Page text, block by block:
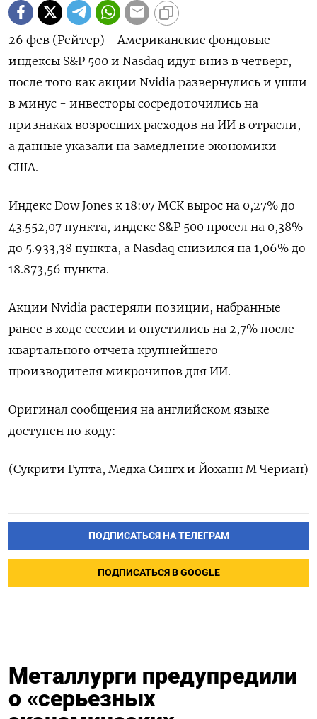
26 фев (Рейтер) - Американские фондовые
индексы S&P 500 и Nasdaq идут вниз в четверг,
после того как акции Nvidia развернулись и ушли
в минус - инвесторы сосредоточились на
признаках возросших расходов на ИИ в отрасли,
а данные указали на замедление экономики
США.
Индекс Dow Jones к 18:07 МСК вырос на 0,27% до
43.552,07 пункта, индекс S&P 500 просел на 0,38%
до 5.933,38 пункта, а Nasdaq снизился на 1,06% до
18.873,56 пункта.
Акции Nvidia растеряли позиции, набранные
ранее в ходе сессии и опустились на 2,7% после
квартального отчета крупнейшего
производителя микрочипов для ИИ.
Оригинал сообщения на английском языке
доступен по коду:
(Сукрити Гупта, Медха Сингх и Йоханн М Чериан)
ПОДПИСАТЬСЯ НА ТЕЛЕГРАМ
ПОДПИСАТЬСЯ В GOOGLE
Металлурги предупредили
о «серьезных